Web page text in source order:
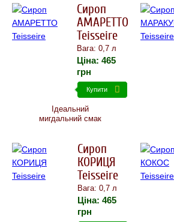
Сироп
АМАРЕТТО
Teisseire
Вага: 0,7 л
Ціна: 465
грн
Купити
Ідеальний
мигдальний смак
Сироп
КОРИЦЯ
Teisseire
Вага: 0,7 л
Ціна: 465
грн